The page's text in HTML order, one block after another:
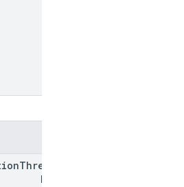
Threshold
Millis